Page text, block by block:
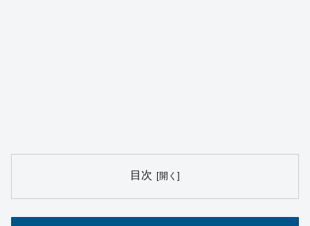
目次